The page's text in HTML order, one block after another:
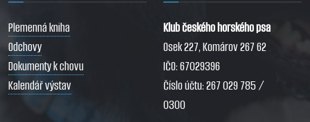
Plemenná kniha
Odchovy
Dokumenty k chovu
Kalendář výstav
Klub českého horského psa
Osek 227, Komárov 267 62
IČO: 67029396
Číslo účtu: 267 029 785 /
0300